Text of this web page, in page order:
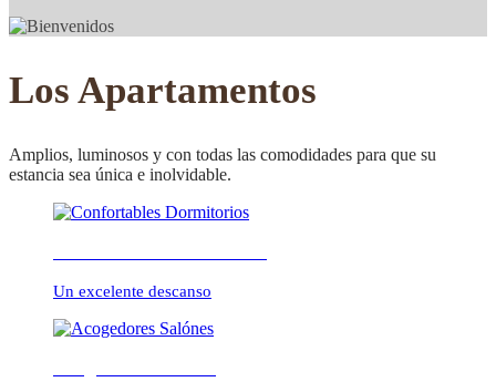
CONFORTABLE
ambientes cálidos y
relajados
Los Apartamentos
Amplios, luminosos y con todas las comodidades para que su
estancia sea única e inolvidable.
Un excelente descanso